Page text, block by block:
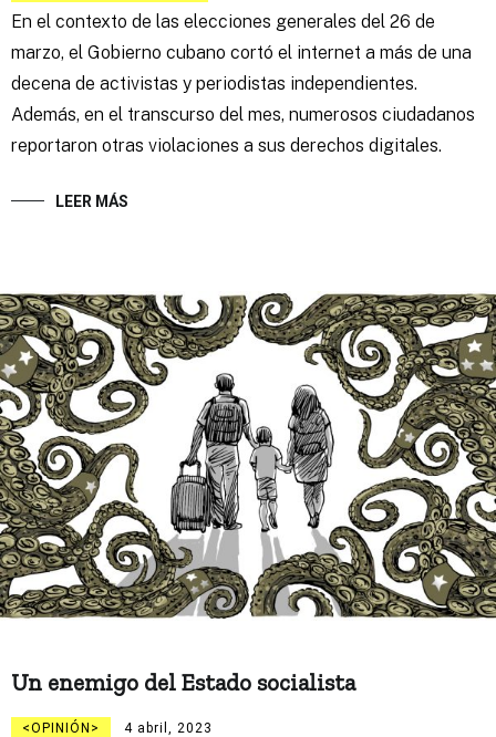
En el contexto de las elecciones generales del 26 de
marzo, el Gobierno cubano cortó el internet a más de una
decena de activistas y periodistas independientes.
Además, en el transcurso del mes, numerosos ciudadanos
reportaron otras violaciones a sus derechos digitales.
LEER MÁS
Un enemigo del Estado socialista
OPINIÓN 4 abril, 2023